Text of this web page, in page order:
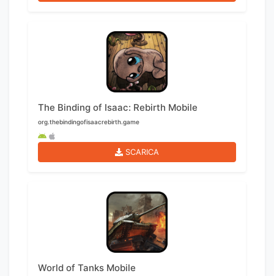
The Binding of Isaac: Rebirth Mobile
org.thebindingofisaacrebirth.game
SCARICA
World of Tanks Mobile